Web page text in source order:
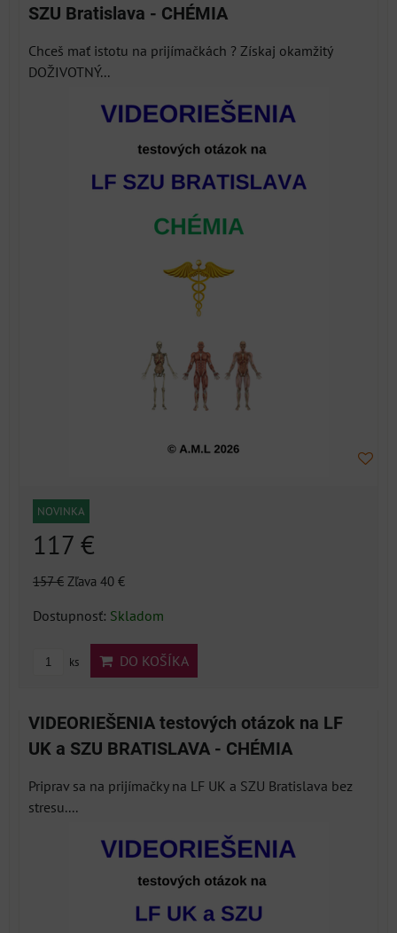
SZU Bratislava - CHÉMIA
Chceš mať istotu na prijímačkách ? Získaj okamžitý
DOŽIVOTNÝ...
NOVINKA
117 €
157 € Zľava 40 €
Dostupnosť: Skladom
ks DO KOŠÍKA
VIDEORIEŠENIA testových otázok na LF
UK a SZU BRATISLAVA - CHÉMIA
Priprav sa na prijímačky na LF UK a SZU Bratislava bez
stresu....